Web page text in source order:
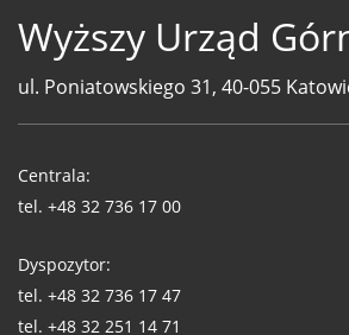
Wyższy Urząd
ul. Poniatowskiego 31, 40-055
WUG
Centrala:
tel. +48 32 736 17 00
Dyspozytor:
tel. +48 32 736 17 47
tel. +48 32 251 14 71